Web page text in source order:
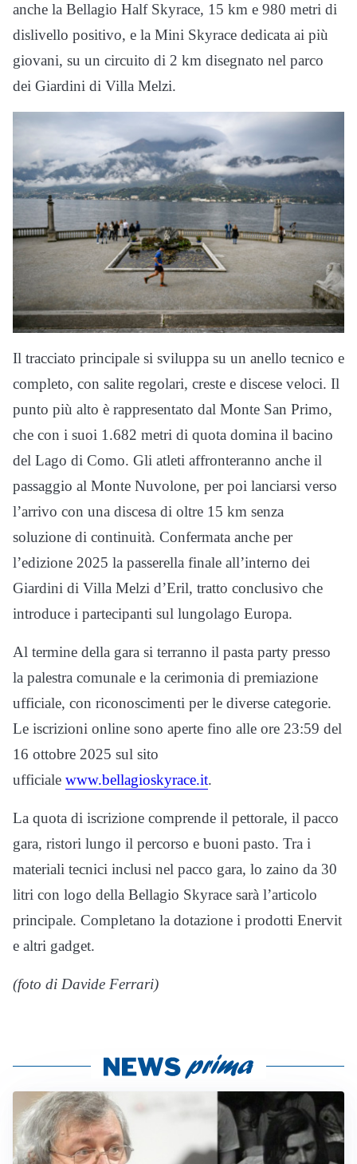
anche la Bellagio Half Skyrace, 15 km e 980 metri di
dislivello positivo, e la Mini Skyrace dedicata ai più
giovani, su un circuito di 2 km disegnato nel parco
dei Giardini di Villa Melzi.
Il tracciato principale si sviluppa su un anello tecnico e
completo, con salite regolari, creste e discese veloci. Il
punto più alto è rappresentato dal Monte San Primo,
che con i suoi 1.682 metri di quota domina il bacino
del Lago di Como. Gli atleti affronteranno anche il
passaggio al Monte Nuvolone, per poi lanciarsi verso
l’arrivo con una discesa di oltre 15 km senza
soluzione di continuità. Confermata anche per
l’edizione 2025 la passerella finale all’interno dei
Giardini di Villa Melzi d’Eril, tratto conclusivo che
introduce i partecipanti sul lungolago Europa.
Al termine della gara si terranno il pasta party presso
la palestra comunale e la cerimonia di premiazione
ufficiale, con riconoscimenti per le diverse categorie.
Le iscrizioni online sono aperte fino alle ore 23:59 del
16 ottobre 2025 sul sito
ufficiale www.bellagioskyrace.it.
La quota di iscrizione comprende il pettorale, il pacco
gara, ristori lungo il percorso e buoni pasto. Tra i
materiali tecnici inclusi nel pacco gara, lo zaino da 30
litri con logo della Bellagio Skyrace sarà l’articolo
principale. Completano la dotazione i prodotti Enervit
e altri gadget.
(foto di Davide Ferrari)